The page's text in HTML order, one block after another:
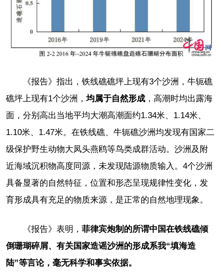
《报告》指出，铁线礁礁坪上现有3个沙洲，牛轭礁
礁坪上现有1个沙洲，均属于自然形成 ，高潮时均出露海
面，分别高出当地平均大潮高潮面约1.34米、1.14米、
1.10米、1.47米。在铁线礁、牛轭礁沙洲均发现有国家二
级保护野生动物大凤头燕鸥等鸟类成群活动。沙洲及附
近海域沉积物高度同源，未发现陆源物质输入。4个沙洲
具备显著的自然特征，位置和形态呈现规律性变化，发
育形成具有充足的物质来源，是正常的自然地理现象。
《报告》表明， 菲律宾炮制的所谓中国在铁线礁倾
倒珊瑚碎屑、有关国家造谣沙洲的形成系我“填海造
陆”等言论，毫无科学和事实依据。